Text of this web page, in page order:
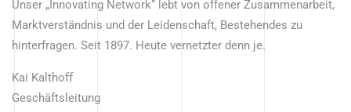
Unser „Innovating Network“ lebt von offener Zusammenarbeit,
Marktverständnis und der Leidenschaft, Bestehendes zu
hinterfragen. Seit 1897. Heute vernetzter denn je.
Kai Kalthoff
Geschäftsleitung